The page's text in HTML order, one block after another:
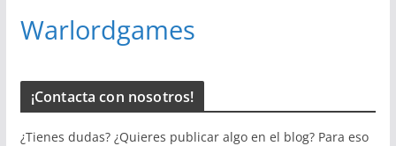
Warlordgames
¡Contacta con nosotros!
¿Tienes dudas? ¿Quieres publicar algo en el blog? Para eso